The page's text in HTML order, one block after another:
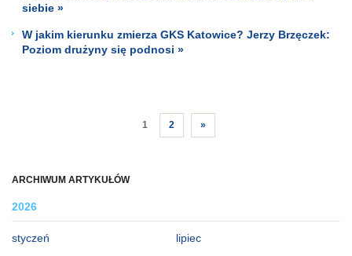
ARCHIWUM ARTYKUŁÓW
2026
styczeń lipiec
siebie »
W jakim kierunku zmierza GKS Katowice? Jerzy Brzęczek:
Poziom drużyny się podnosi »
1 2 »